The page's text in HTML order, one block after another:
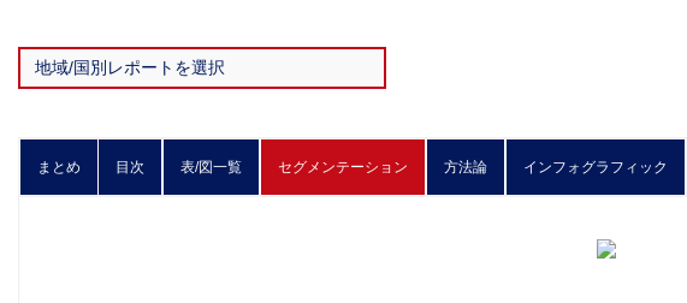
まとめ 目次 表/図一覧 セグメンテーション 方法論 インフォグラフィック